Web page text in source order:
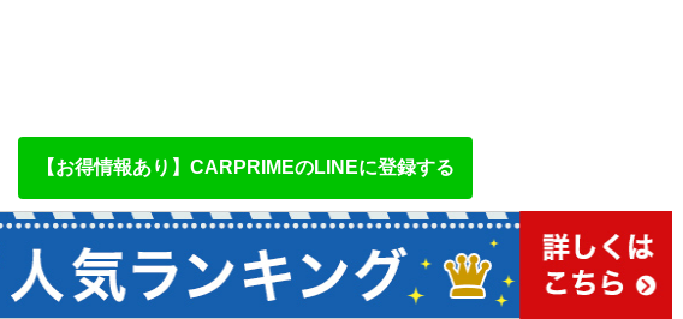
【お得情報あり】CARPRIMEのLINEに登録する